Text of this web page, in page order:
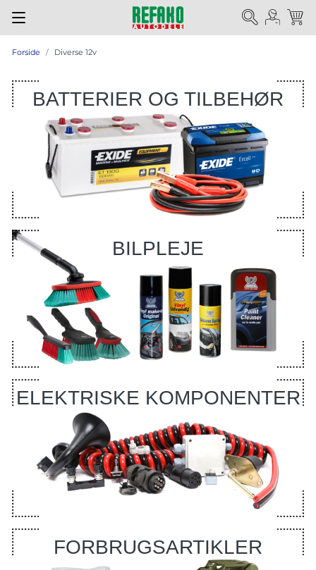
Forside Diverse 12v
BATTERIER OG TILBEHØR
BILPLEJE
ELEKTRISKE KOMPONENTER
FORBRUGSARTIKLER